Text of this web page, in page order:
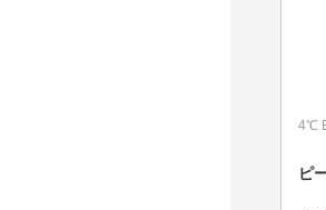
4℃
ピ